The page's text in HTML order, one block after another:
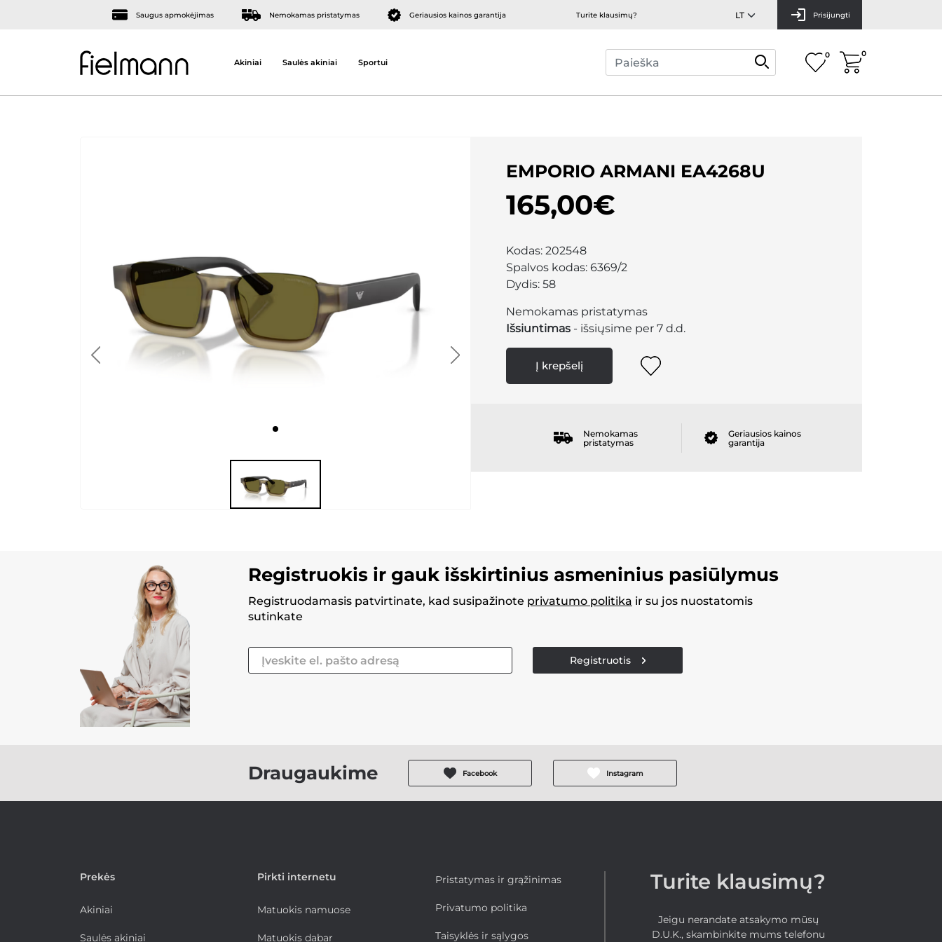
Saugus apmokėjimas Nemokamas pristatymas Geriausios kainos garantija Turite klausimų? Prisijungti
Akiniai Saulės akiniai Sportui
0 0
EMPORIO ARMANI EA4268U
165,00€
Kodas: 202548
Spalvos kodas: 6369/2
Dydis: 58
Nemokamas pristatymas
Išsiuntimas - išsiųsime per 7 d.d.
Į krepšelį
Nemokamas
pristatymas
Geriausios kainos
garantija
Registruokis ir gauk išskirtinius asmeninius pasiūlymus
Registruodamasis patvirtinate, kad susipažinote privatumo politika ir su jos nuostatomis
sutinkate
Registruotis
Draugaukime Facebook Instagram
Prekės
Akiniai
Saulės akiniai
Pirkti internetu
Matuokis namuose
Matuokis dabar
Pristatymas ir grąžinimas
Privatumo politika
Taisyklės ir sąlygos
Turite klausimų?
Jeigu nerandate atsakymo mūsų
D.U.K., skambinkite mums telefonu